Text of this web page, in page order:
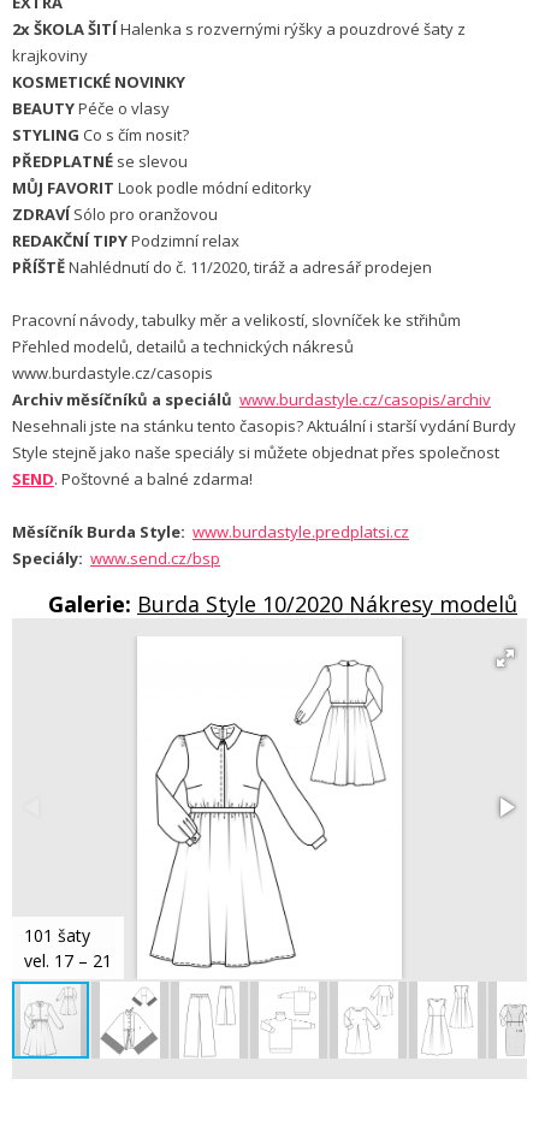
2x ŠKOLA ŠITÍHalenka s rozvernými rýšky a pouzdrové šaty z
krajkoviny
KOSMETICKÉ NOVINKY
BEAUTYPéče o vlasy
STYLING Co s čím nosit?
PŘEDPLATNÉ se slevou
MŮJ FAVORIT Look podle módní editorky
ZDRAVÍSólo pro oranžovou
REDAKČNÍ TIPYPodzimní relax
PŘÍŠTĚNahlédnutí do č. 11/2020, tiráž a adresář prodejen
Pracovní návody, tabulky měr a velikostí, slovníček ke střihům
Přehled modelů, detailů a technických nákresů
www.burdastyle.cz/casopis
Archiv měsíčníků a speciálů www.burdastyle.cz/casopis/archiv
Nesehnali jste na stánku tento časopis? Aktuální i starší vydání Burdy
Style stejně jako naše speciály si můžete objednat přes společnost
SEND. Poštovné a balné zdarma!
Měsíčník Burda Style: www.burdastyle.predplatsi.cz
Speciály: www.send.cz/bsp
Galerie: Burda Style 10/2020 Nákresy modelů
101 šaty
vel. 17 – 21